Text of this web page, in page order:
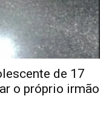
de 17
o próprio irmão